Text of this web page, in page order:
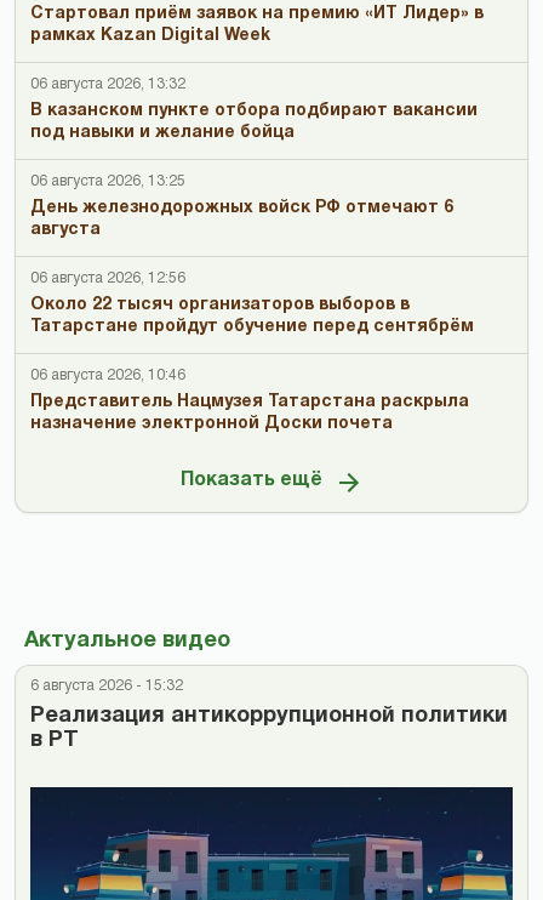
Стартовал приём заявок на премию «ИТ Лидер» в
рамках Kazan Digital Week
06 августа 2026, 13:32
В казанском пункте отбора подбирают вакансии
под навыки и желание бойца
06 августа 2026, 13:25
День железнодорожных войск РФ отмечают 6
августа
06 августа 2026, 12:56
Около 22 тысяч организаторов выборов в
Татарстане пройдут обучение перед сентябрём
06 августа 2026, 10:46
Представитель Нацмузея Татарстана раскрыла
назначение электронной Доски почета
Показать ещё
Актуальное видео
6 августа 2026 - 15:32
Реализация антикоррупционной политики
в РТ